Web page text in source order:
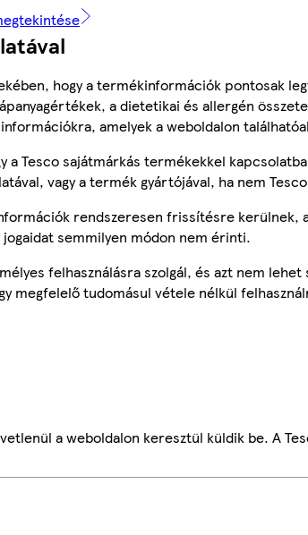
hogy a termékinformációk pontosak
a dietetikai és allergén
amelyek a weboldalon
a Tesco sajátmárkás termékekkel
vagy a termék gyártójával, ha nem
rendszeresen frissítésre kerülnek,
semmilyen módon nem érinti.
felhasználásra szolgál, és azt nem
megfelelő tudomásul vétele nélkül
a weboldalon keresztül küldik be. A